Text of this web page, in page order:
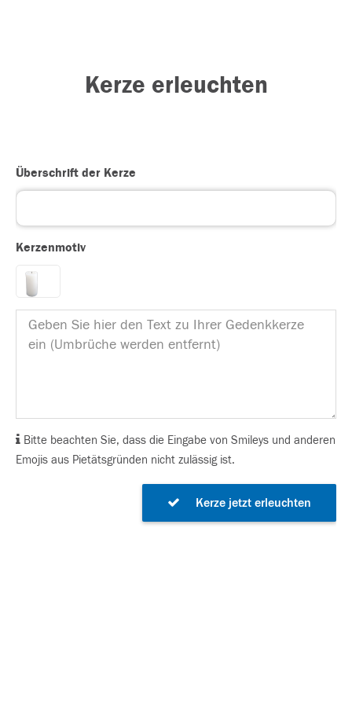
Kerze erleuchten
Überschrift der Kerze
Kerzenmotiv
Bitte beachten Sie, dass die Eingabe von Smileys und anderen
Emojis aus Pietätsgründen nicht zulässig ist.
Kerze jetzt erleuchten